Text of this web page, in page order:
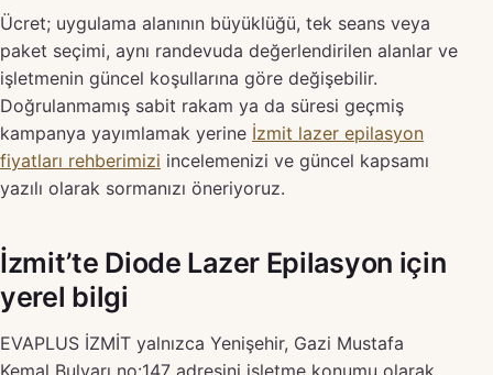
Ücret; uygulama alanının büyüklüğü, tek seans veya
paket seçimi, aynı randevuda değerlendirilen alanlar ve
işletmenin güncel koşullarına göre değişebilir.
Doğrulanmamış sabit rakam ya da süresi geçmiş
kampanya yayımlamak yerine İzmit lazer epilasyon
fiyatları rehberimizi incelemenizi ve güncel kapsamı
yazılı olarak sormanızı öneriyoruz.
İzmit’te Diode Lazer Epilasyon için
yerel bilgi
EVAPLUS İZMİT yalnızca Yenişehir, Gazi Mustafa